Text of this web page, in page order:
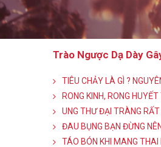
Trào Ngược Dạ Dày
TIÊU CHẢY LÀ GÌ ?
RONG KINH, RONG
UNG THƯ ĐẠI TRÀNG
ĐAU BỤNG BẠN ĐỪNG
TÁO BÓN KHI MANG THAI